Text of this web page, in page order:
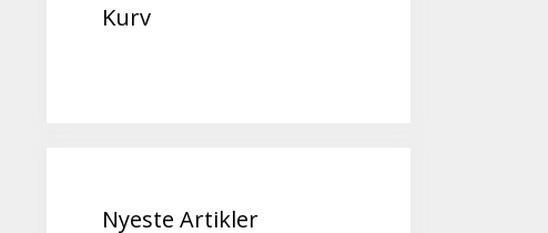
Kurv
Nyeste Artikler